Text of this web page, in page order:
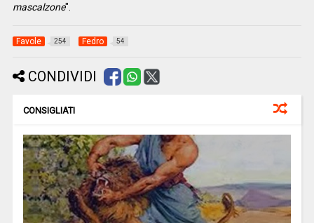
mascalzone".
Favole 254 Fedro 54
CONDIVIDI
CONSIGLIATI